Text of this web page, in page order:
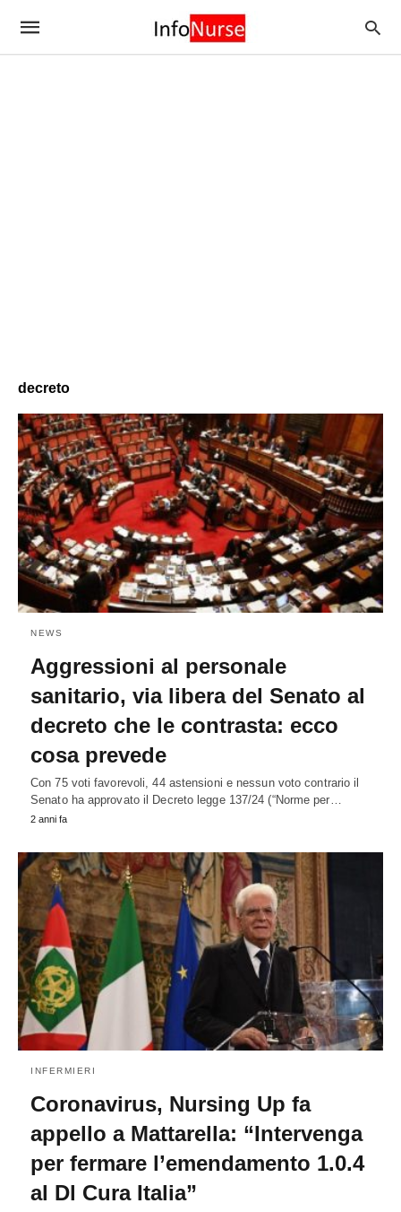
decreto
NEWS
Aggressioni al personale
sanitario, via libera del Senato al
decreto che le contrasta: ecco
cosa prevede
Con 75 voti favorevoli, 44 astensioni e nessun voto contrario il
Senato ha approvato il Decreto legge 137/24 (“Norme per…
2 anni fa
INFERMIERI
Coronavirus, Nursing Up fa
appello a Mattarella: “Intervenga
per fermare l’emendamento 1.0.4
al Dl Cura Italia”